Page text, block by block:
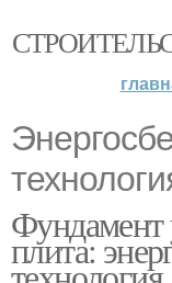
Фундамент
плита: